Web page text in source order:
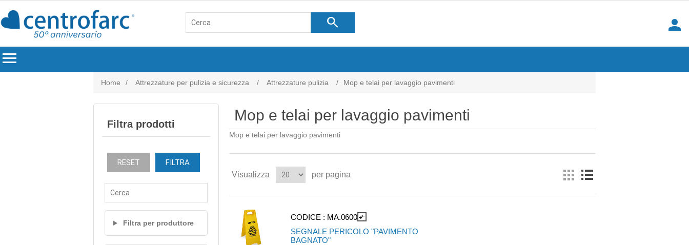
search
person
menu
Home / Attrezzature per pulizia e sicurezza / Attrezzature pulizia / Mop e telai per lavaggio pavimenti
Filtra prodotti
RESET FILTRA
Filtra per produttore
Mop e telai per lavaggio pavimenti
Mop e telai per lavaggio pavimenti
Visualizza per pagina
CODICE : MA.0600 compare_arrows
SEGNALE PERICOLO "PAVIMENTO
BAGNATO"